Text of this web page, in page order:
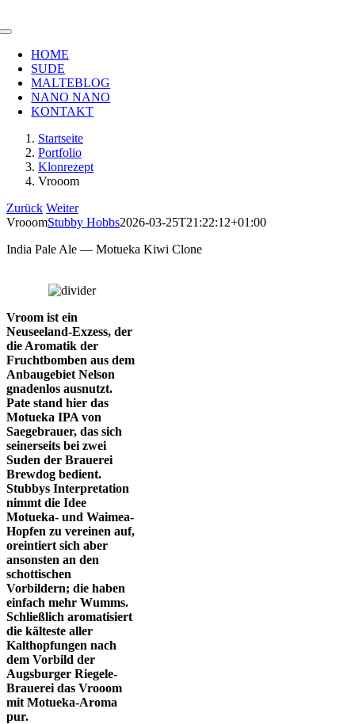
Inhalt
Toggle
Navigation
HOME
SUDE
MALTEBLOG
NANO NANO
KONTAKT
Startseite
Portfolio
Klonrezept
Vrooom
Zurück Weiter
VrooomStubby Hobbs2026-03-25T21:22:12+01:00
India Pale Ale — Motueka Kiwi Clone
Vroom ist ein
Neuseeland-Exzess, der
die Aromatik der
Fruchtbomben aus dem
Anbaugebiet Nelson
gnadenlos ausnutzt.
Pate stand hier das
Motueka IPA von
Saegebrauer, das sich
seinerseits bei zwei
Suden der Brauerei
Brewdog bedient.
Stubbys Interpretation
nimmt die Idee
Motueka- und Waimea-
Hopfen zu vereinen auf,
oreintiert sich aber
ansonsten an den
schottischen
Vorbildern; die haben
einfach mehr Wumms.
Schließlich aromatisiert
die kälteste aller
Kalthopfungen nach
dem Vorbild der
Augsburger Riegele-
Brauerei das Vrooom
mit Motueka-Aroma
pur.